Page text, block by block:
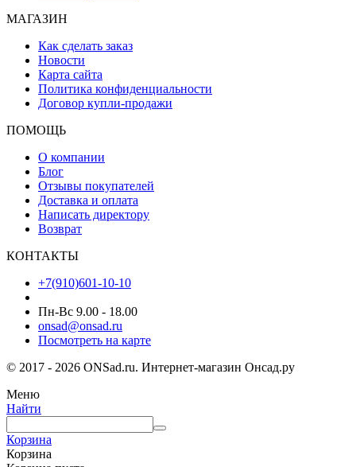
МАГАЗИН
Как сделать заказ
Новости
Карта сайта
Политика конфиденциальности
Договор купли-продажи
ПОМОЩЬ
О компании
Блог
Отзывы покупателей
Доставка и оплата
Написать директору
Возврат
КОНТАКТЫ
+7(910)601-10-10
Пн-Вс 9.00 - 18.00
onsad@onsad.ru
Посмотреть на карте
© 2017 - 2026 ONSad.ru. Интернет-магазин Онсад.ру
Меню
Найти
Корзина
Корзина